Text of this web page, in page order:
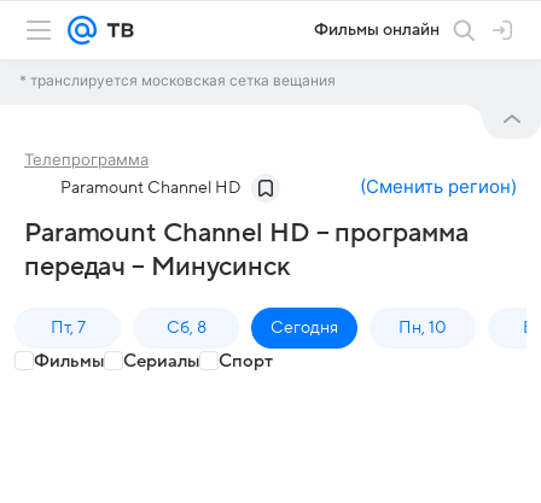
Фильмы онлайн
* транслируется московская сетка вещания
Телепрограмма
Paramount Channel HD (Сменить регион)
Paramount Channel HD – программа
передач – Минусинск
Пт, 7 Сб, 8 Сегодня Пн, 10
Фильмы Сериалы Спорт